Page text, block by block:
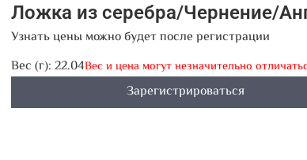
Ложка из серебра/Чернение/
Узнать цены можно будет после регистрации
Вес (г): 22.04Вес и цена могут незначительно
Зарегистрироваться